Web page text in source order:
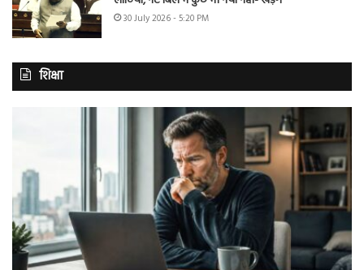
30 July 2026 - 5:20 PM
शिक्षा